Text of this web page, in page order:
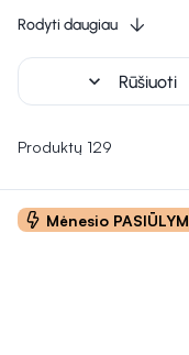
raukšlelėmis. Šios
drėkinančiais ir
hialurono rūgštis,
sumažinti nuovargio
tekstūros ir greičiau
Rodyti daugiau
expand_more Rūšiuoti
Produktų 129
Mėnesio